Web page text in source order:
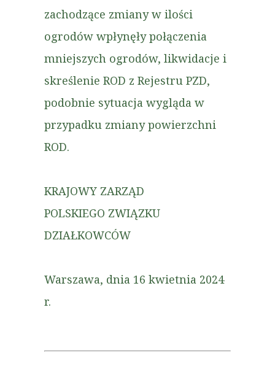
zachodzące zmiany w ilości
ogrodów wpłynęły połączenia
mniejszych ogrodów, likwidacje i
skreślenie ROD z Rejestru PZD,
podobnie sytuacja wygląda w
przypadku zmiany powierzchni
ROD.
KRAJOWY ZARZĄD
POLSKIEGO ZWIĄZKU
DZIAŁKOWCÓW
Warszawa, dnia 16 kwietnia 2024
r.